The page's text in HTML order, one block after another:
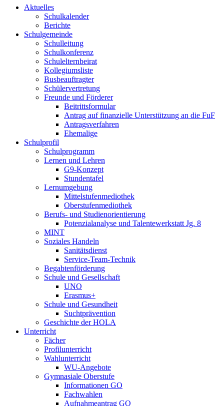
Aktuelles
Schulkalender
Berichte
Schulgemeinde
Schulleitung
Schulkonferenz
Schulelternbeirat
Kollegiumsliste
Busbeauftragter
Schülervertretung
Freunde und Förderer
Beitrittsformular
Antrag auf finanzielle Unterstützung an die FuF
Antragsverfahren
Ehemalige
Schulprofil
Schulprogramm
Lernen und Lehren
G9-Konzept
Stundentafel
Lernumgebung
Mittelstufenmediothek
Oberstufenmediothek
Berufs- und Studienorientierung
Potenzialanalyse und Talentewerkstatt Jg. 8
MINT
Soziales Handeln
Sanitätsdienst
Service-Team-Technik
Begabtenförderung
Schule und Gesellschaft
UNO
Erasmus+
Schule und Gesundheit
Suchtprävention
Geschichte der HOLA
Unterricht
Fächer
Profilunterricht
Wahlunterricht
WU-Angebote
Gymnasiale Oberstufe
Informationen GO
Fachwahlen
Aufnahmeantrag GO